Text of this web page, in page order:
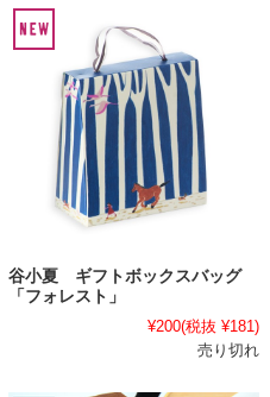
谷小夏 ギフトボックスバッグ
「フォレスト」
¥200(税抜 ¥181)
売り切れ